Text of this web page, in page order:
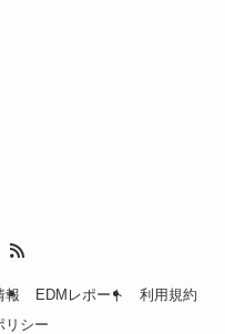
報 EDMレポート
利用規約
リシー